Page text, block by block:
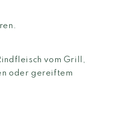
vom Grill,
oder gereiftem